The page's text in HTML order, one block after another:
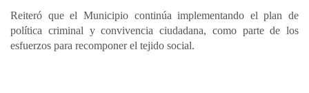
Reiteró que el Municipio continúa implementando el plan de
política criminal y convivencia ciudadana, como parte de los
esfuerzos para recomponer el tejido social.